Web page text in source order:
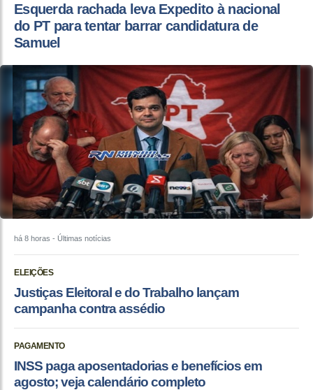
Esquerda rachada leva Expedito à nacional
do PT para tentar barrar candidatura de
Samuel
há 8 horas - Últimas notícias
ELEIÇÕES
Justiças Eleitoral e do Trabalho lançam
campanha contra assédio
PAGAMENTO
INSS paga aposentadorias e benefícios em
agosto; veja calendário completo